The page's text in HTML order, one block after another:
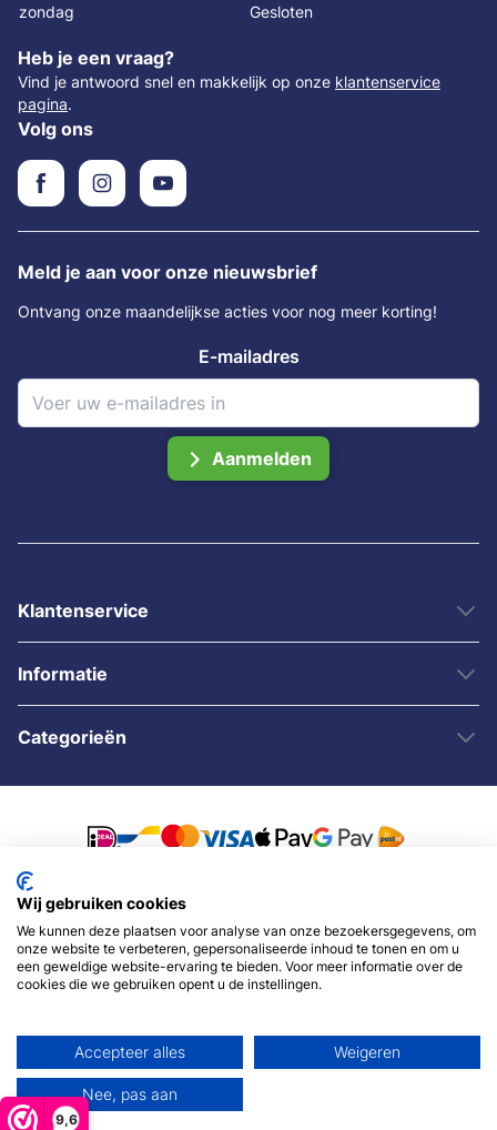
9,6
zondag
Gesloten
Heb je een vraag?
Vind je antwoord snel en makkelijk op onze klantenservice
pagina.
Volg ons
Meld je aan voor onze nieuwsbrief
Ontvang onze maandelijkse acties voor nog meer korting!
E-mailadres
Aanmelden
Klantenservice
Informatie
Categorieën
© 2007 - 2026 - Sybshop.nl
Wij gebruiken cookies
We kunnen deze plaatsen voor analyse van onze bezoekersgegevens, om
onze website te verbeteren, gepersonaliseerde inhoud te tonen en om u
een geweldige website-ervaring te bieden. Voor meer informatie over de
cookies die we gebruiken opent u de instellingen.
Accepteer alles Weigeren
Nee, pas aan